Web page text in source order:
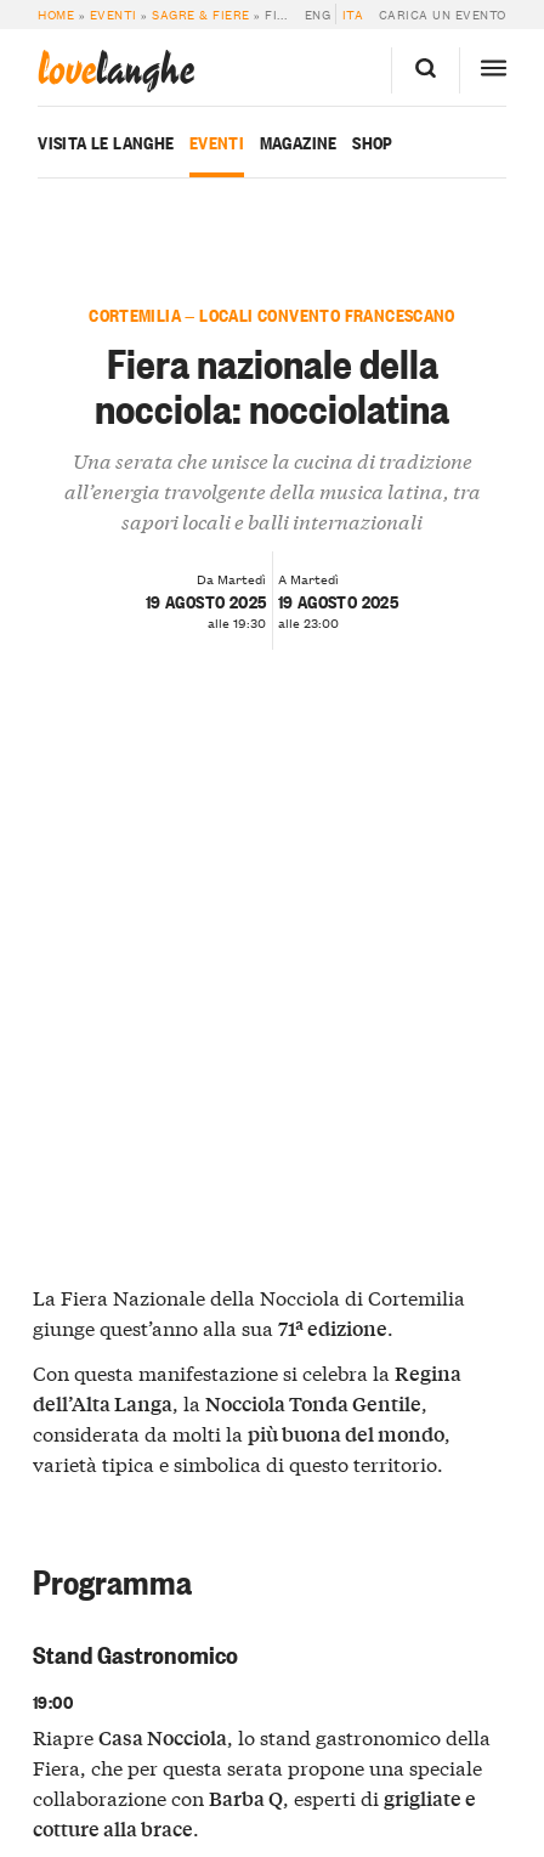
HOME » EVENTI »SAGRE & FIERE » FIERA NAZIONALE DELLA NOCCIOLA: NOCCIOLATINA ENG ITA CARICA UN EVENTO
lovelanghe
VISITA LE LANGHE EVENTI MAGAZINE SHOP
CORTEMILIA — LOCALI CONVENTO FRANCESCANO
Fiera nazionale della
nocciola: nocciolatina
Una serata che unisce la cucina di tradizione
all’energia travolgente della musica latina, tra
sapori locali e balli internazionali
Da Martedì
19 AGOSTO 2025
alle 19:30
A Martedì
19 AGOSTO 2025
alle 23:00
La Fiera Nazionale della Nocciola di Cortemilia
giunge quest’anno alla sua 71ª edizione.
Con questa manifestazione si celebra la Regina
dell’Alta Langa, la Nocciola Tonda Gentile,
considerata da molti la più buona del mondo,
varietà tipica e simbolica di questo territorio.
Programma
Stand Gastronomico
19:00
RiapreCasa Nocciola, lo stand gastronomico della
Fiera, che per questa serata propone una speciale
collaborazione con Barba Q, esperti di grigliate e
cotture alla brace.